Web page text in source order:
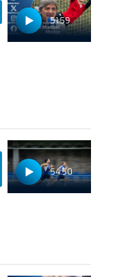
51:59
54:50